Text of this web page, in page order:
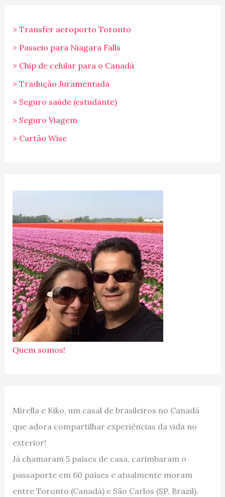
> Transfer aeroporto Toronto
> Passeio para Niagara Falls
> Chip de celular para o Canadá
> Tradução Juramentada
> Seguro saúde (estudante)
> Seguro Viagem
> Cartão Wise
Quem somos!
Mirella e Kiko, um casal de brasileiros no Canadá
que adora compartilhar experiências da vida no
exterior!
Já chamaram 5 países de casa, carimbaram o
passaporte em 60 países e atualmente moram
entre Toronto (Canadá) e São Carlos (SP, Brazil).